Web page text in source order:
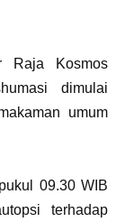
Raja Kosmos
dimulai
umum
09.30 WIB
terhadap